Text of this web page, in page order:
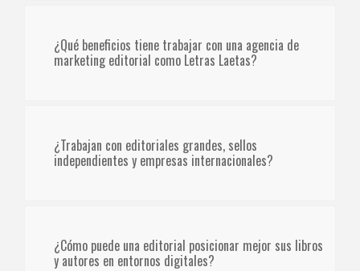
¿Qué beneficios tiene trabajar con una agencia de
marketing editorial como Letras Laetas?
¿Trabajan con editoriales grandes, sellos
independientes y empresas internacionales?
¿Cómo puede una editorial posicionar mejor sus libros
y autores en entornos digitales?